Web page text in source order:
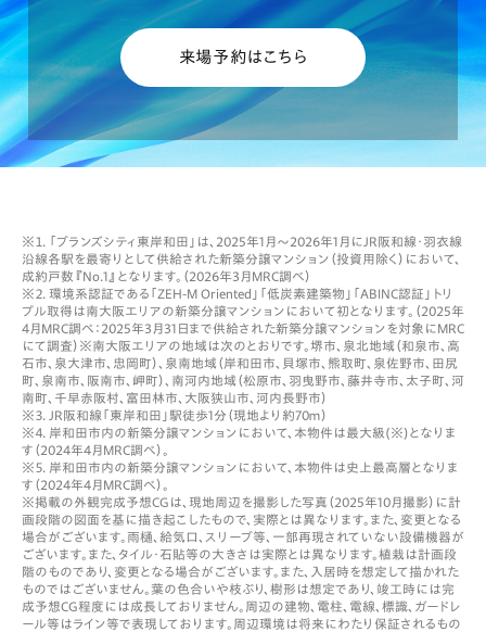
来場予約はこちら
※１．「ブランズシティ東岸和田」は、2025年1月～2026年1月にJR阪和線・羽衣線
沿線各駅を最寄りとして供給された新築分譲マンション（投資用除く）において、
成約戸数『No.1』となります。（2026年3月MRC調べ）
※２．環境系認証である「ZEH-M Oriented」「低炭素建築物」「ABINC認証」トリ
プル取得は南大阪エリアの新築分譲マンションにおいて初となります。（2025年
4月MRC調べ：2025年3月31日まで供給された新築分譲マンションを対象にMRC
にて調査）※南大阪エリアの地域は次のとおりです。堺市、泉北地域（和泉市、高
石市、泉大津市、忠岡町）、泉南地域（岸和田市、貝塚市、熊取町、泉佐野市、田尻
町、泉南市、阪南市、岬町）、南河内地域（松原市、羽曳野市、藤井寺市、太子町、河
南町、千早赤阪村、富田林市、大阪狭山市、河内長野市）
※３．JR阪和線「東岸和田」駅徒歩1分（現地より約70ｍ）
※４．岸和田市内の新築分譲マンションにおいて、本物件は最大級(※)となりま
す（2024年4月MRC調べ）。
※５．岸和田市内の新築分譲マンションにおいて、本物件は史上最高層となりま
す（2024年4月MRC調べ）。
※掲載の外観完成予想CGは、現地周辺を撮影した写真（2025年10月撮影）に計
画段階の図面を基に描き起こしたもので、実際とは異なります。また、変更となる
場合がございます。雨樋、給気口、スリーブ等、一部再現されていない設備機器が
ございます。また、タイル・石貼等の大きさは実際とは異なります。植栽は計画段
階のものであり、変更となる場合がございます。また、入居時を想定して描かれた
ものではございません。葉の色合いや枝ぶり、樹形は想定であり、竣工時には完
成予想CG程度には成長しておりません。周辺の建物、電柱、電線、標識、ガードレ
ール等はライン等で表現しております。周辺環境は将来にわたり保証されるもの